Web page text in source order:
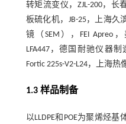
转矩流变仪，ZJL-200，
板硫化机，JB-25，上海
镜（SEM），FEI Apreo
LFA447，德国耐驰仪器
Fortic 225s-V2-L24，上海热
1.3 样品制备
以LLDPE和POE为聚烯烃基